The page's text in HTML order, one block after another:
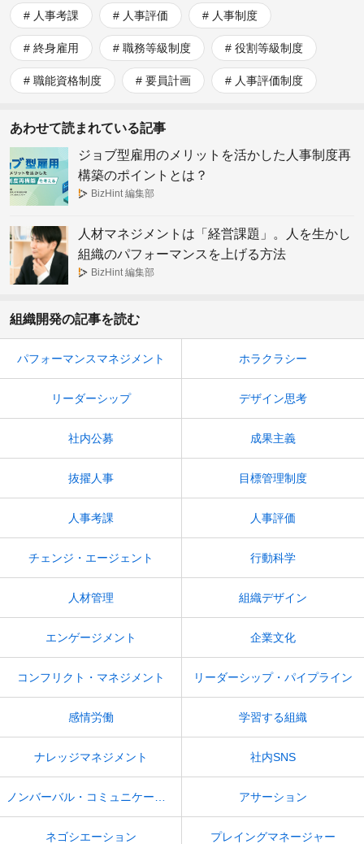
人事考課 人事評価 人事制度
終身雇用 職務等級制度 役割等級制度
職能資格制度 要員計画 人事評価制度
あわせて読まれている記事
ジョブ型雇用のメリットを活かした人事制度再
構築のポイントとは？
BizHint 編集部
人材マネジメントは「経営課題」。人を生かし
組織のパフォーマンスを上げる方法
BizHint 編集部
組織開発の記事を読む
パフォーマンスマネジメント ホラクラシー
リーダーシップ デザイン思考
社内公募 成果主義
抜擢人事 目標管理制度
人事考課 人事評価
チェンジ・エージェント 行動科学
人材管理 組織デザイン
エンゲージメント 企業文化
コンフリクト・マネジメント リーダーシップ・パイプライン
感情労働 学習する組織
ナレッジマネジメント 社内SNS
アサーション
ネゴシエーション プレイングマネージャー